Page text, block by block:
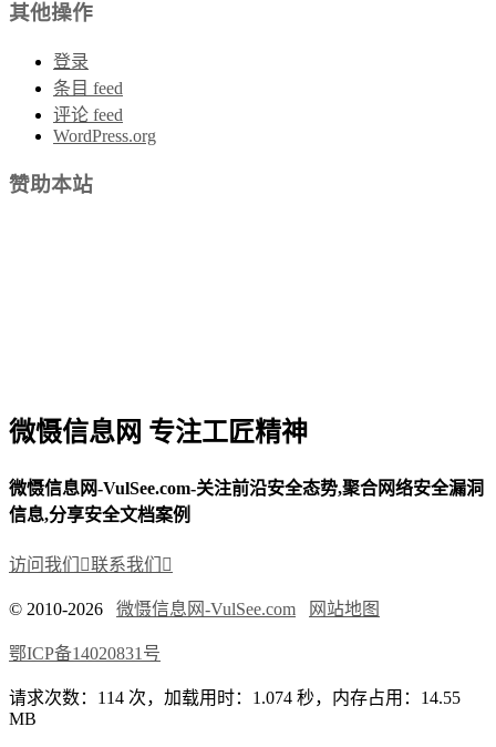
其他操作
登录
条目 feed
评论 feed
WordPress.org
赞助本站
微慑信息网 专注工匠精神
微慑信息网-VulSee.com-关注前沿安全态势,聚合网络安全漏洞
信息,分享安全文档案例
访问我们 联系我们 
© 2010-2026 微慑信息网-VulSee.com 网站地图
鄂ICP备14020831号
请求次数：114 次，加载用时：1.074 秒，内存占用：14.55
MB